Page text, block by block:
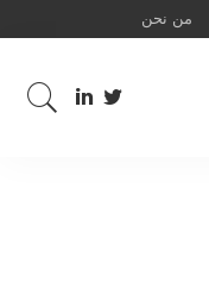
من نحن